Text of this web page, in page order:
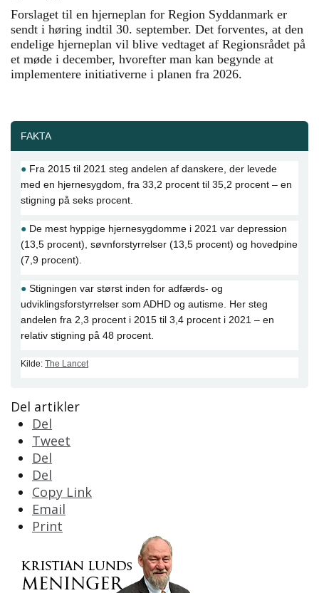
Forslaget til en hjerneplan for Region Syddanmark er
sendt i høring indtil 30. september. Det forventes, at den
endelige hjerneplan vil blive vedtaget af Regionsrådet på
et møde i december, hvorefter man kan begynde at
implementere initiativerne i planen fra 2026.
FAKTA
● Fra 2015 til 2021 steg andelen af danskere, der levede
med en hjernesygdom, fra 33,2 procent til 35,2 procent – en
stigning på seks procent.
● De mest hyppige hjernesygdomme i 2021 var depression
(13,5 procent), søvnforstyrrelser (13,5 procent) og hovedpine
(7,9 procent).
● Stigningen var størst inden for adfærds- og
udviklingsforstyrrelser som ADHD og autisme. Her steg
andelen fra 2,3 procent i 2015 til 3,4 procent i 2021 – en
relativ stigning på 48 procent.
Kilde: The Lancet
Del artikler
Del
Tweet
Del
Del
Copy Link
Email
Print